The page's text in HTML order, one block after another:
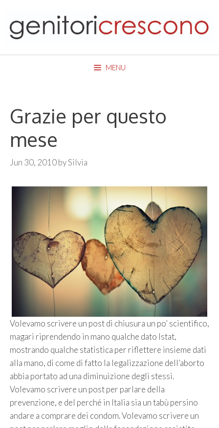
content
MENU
Grazie per questo
mese
Jun 30, 2010bySilvia
Volevamo scrivere un post di chiusura un po’ scientifico,
magari riprendendo in mano qualche dato Istat,
mostrando qualche statistica per riflettere insieme dati
alla mano, di come di fatto la legalizzazione dell’aborto
abbia portato ad una diminuizione degli stessi.
Volevamo scrivere un post per parlare della
prevenzione, e del perché in Italia sia un tabù persino
andare a comprare dei condom. Volevamo scrivere un